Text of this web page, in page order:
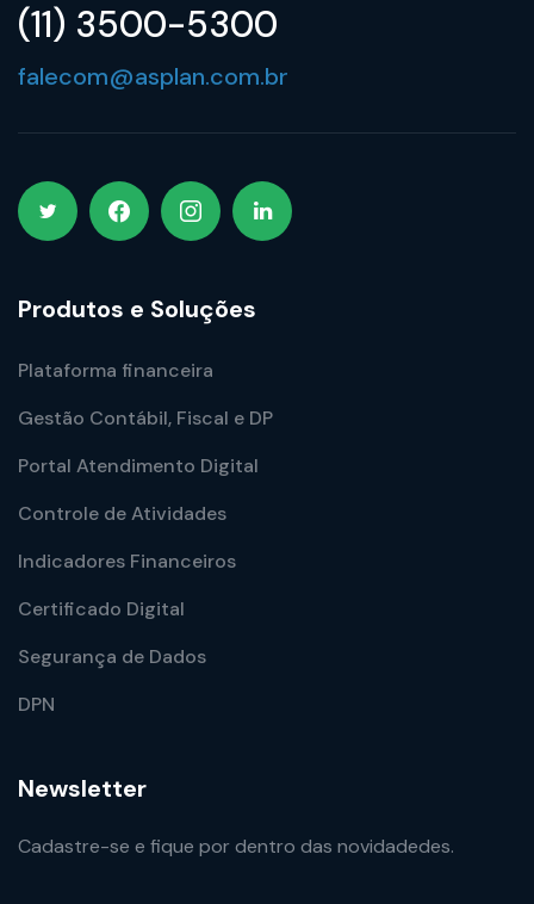
(11) 3500-5300
falecom@asplan.com.br
Produtos e Soluções
Plataforma financeira
Gestão Contábil, Fiscal e DP
Portal Atendimento Digital
Controle de Atividades
Indicadores Financeiros
Certificado Digital
Segurança de Dados
DPN
Newsletter
Cadastre-se e fique por dentro das novidadedes.